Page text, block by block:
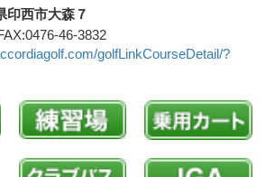
西市大森７
46-3832
golfLinkCourseDetail/?